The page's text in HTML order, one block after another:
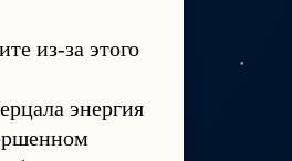
из-за этого
энергия